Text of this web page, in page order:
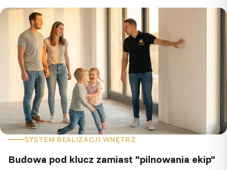
SYSTEM REALIZACJI WNĘTRZ
Budowa pod klucz zamiast "pilnowania ekip"